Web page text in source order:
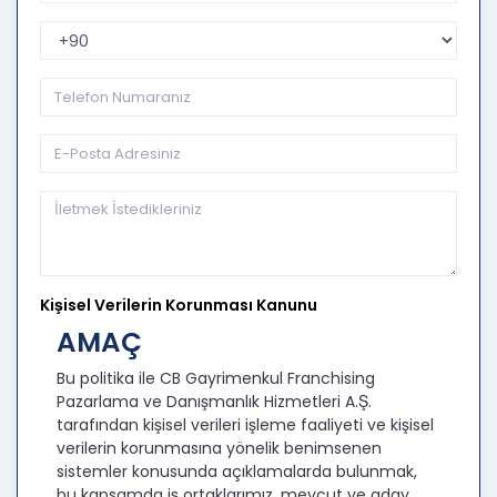
Telefon Kodu
Kişisel Verilerin Korunması Kanunu
AMAÇ
Bu politika ile CB Gayrimenkul Franchising
Pazarlama ve Danışmanlık Hizmetleri A.Ş.
tarafından kişisel verileri işleme faaliyeti ve kişisel
verilerin korunmasına yönelik benimsenen
sistemler konusunda açıklamalarda bulunmak,